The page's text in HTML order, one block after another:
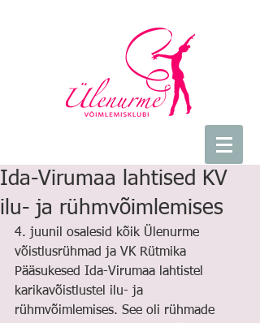
Ida-Virumaa lahtised KV
ilu- ja rühmvõimlemises
4. juunil osalesid kõik Ülenurme
võistlusrühmad ja VK Rütmika
Pääsukesed Ida-Virumaa lahtistel
karikavõistlustel ilu- ja
rühmvõimlemises. See oli rühmade